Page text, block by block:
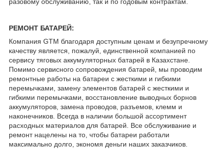
РЕМОНТ БАТАРЕЙ:
Компания GTM благодаря доступным ценам и безупречному
качеству является, пожалуй, единственной компанией по
сервису тяговых аккумуляторных батарей в Казахстане.
Помимо сервисного сопровождения батарей, мы проводим
ремонтные работы на батареи с жесткими и гибкими
перемычками, замену элементов батарей с жесткими и
гибкими перемычками, восстановление выводных борнов
аккумуляторов, замена проводов, разъемов, клемм и
наконечников. Всегда в наличии большой ассортимент
расходных материалов для батарей. Все обслуживание и
ремонт нацелены на то, чтобы батареи работали
максимально долго, экономя деньги наших заказчиков.